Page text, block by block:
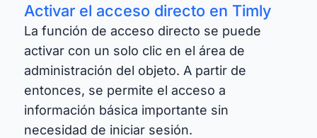
Activar el acceso directo en Timly
La función de acceso directo se puede
activar con un solo clic en el área de
administración del objeto. A partir de
entonces, se permite el acceso a
información básica importante sin
necesidad de iniciar sesión.